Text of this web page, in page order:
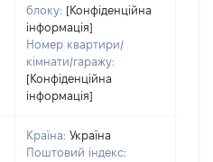
блоку: [Конфіденційна
інформація]
Номер квартири/
кімнати/гаражу:
[Конфіденційна
інформація]
Країна: Україна
Поштовий індекс: